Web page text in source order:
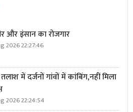
और इंसान का रोजगार
2026 22:27:46
में दर्जनों गांवों में कांबिंग,नहीं मिला
2026 22:24:54